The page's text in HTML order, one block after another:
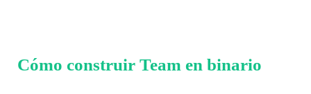
Cómo construir Team en binario